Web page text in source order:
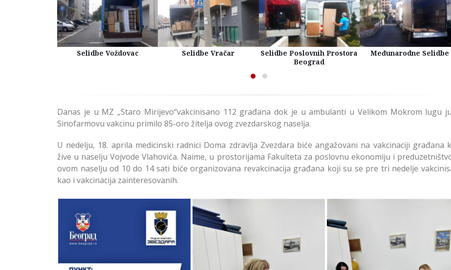
Selidbe Voždovac Selidbe Vračar
Selidbe Poslovnih Prostora
Beograd
Međunarodne Selidbe
Danas je u MZ „Staro Mirijevo“vakcinisano 112 građana dok je u ambulanti u Velikom Mokrom lugu
Sinofarmovu vakcinu primilo 85-oro žitelja ovog zvezdarskog naselja.
U nedelju, 18. aprila medicinski radnici Doma zdravlja Zvezdara biće angažovani na vakcinaciji građana
žive u naselju Vojvode Vlahovića. Naime, u prostorijama Fakulteta za poslovnu ekonomiju i
ovom naselju od 10 do 14 sati biće organizovana revakcinacija građana koji su se pre tri nedelje
kao i vakcinacija zainteresovanih.